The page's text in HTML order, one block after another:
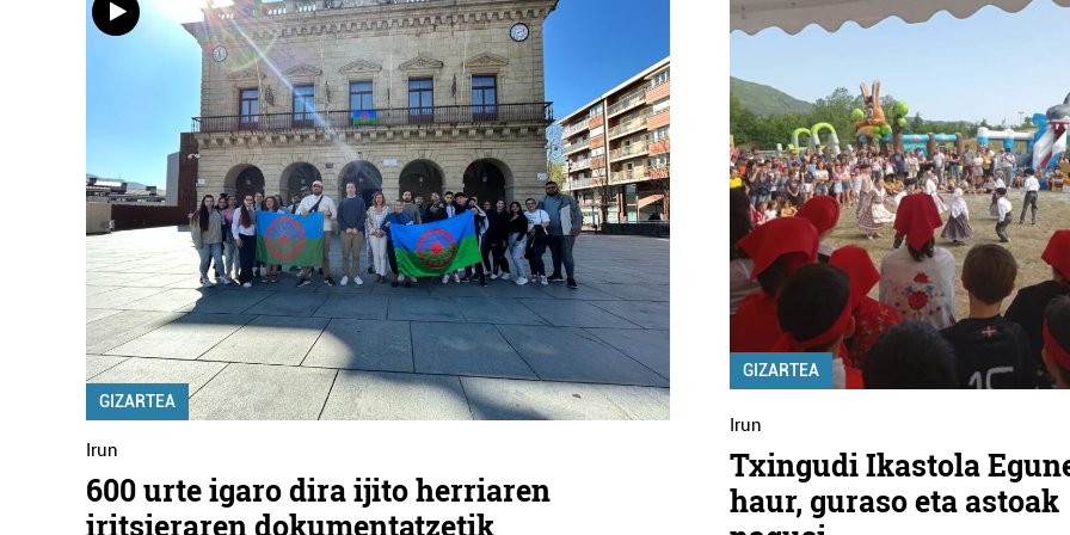
GIZARTEA
Irun
600 urte igaro dira ijito herriaren
iritsieraren dokumentatzetik
GIZARTEA
Irun
Txingudi Ikastola
haur, guraso eta astoak